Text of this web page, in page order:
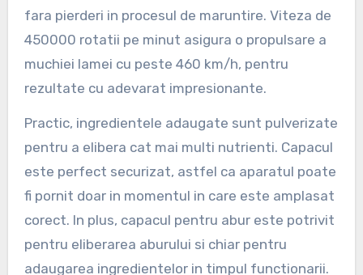
fara pierderi in procesul de maruntire. Viteza de
450000 rotatii pe minut asigura o propulsare a
muchiei lamei cu peste 460 km/h, pentru
rezultate cu adevarat impresionante.
Practic, ingredientele adaugate sunt pulverizate
pentru a elibera cat mai multi nutrienti. Capacul
este perfect securizat, astfel ca aparatul poate
fi pornit doar in momentul in care este amplasat
corect. In plus, capacul pentru abur este potrivit
pentru eliberarea aburului si chiar pentru
adaugarea ingredientelor in timpul functionarii.